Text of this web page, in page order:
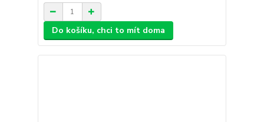
Do košíku, chci to mít doma